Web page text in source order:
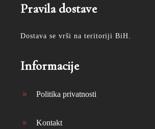
Pravila dostave
Dostava se vrši na teritoriji BiH.
Informacije
Politika privatnosti
Kontakt